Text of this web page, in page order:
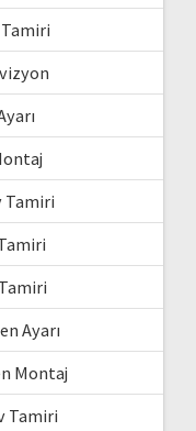
Tamiri
Ayarı
Montaj
Tamiri